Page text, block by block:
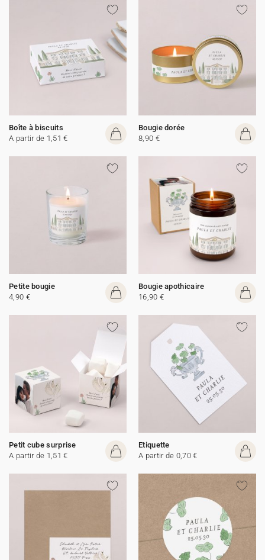
Boîte à biscuits
A partir de 1,51 €
Bougie dorée
8,90 €
Petite bougie
4,90 €
Bougie apothicaire
16,90 €
Petit cube surprise
A partir de 1,51 €
Etiquette
A partir de 0,70 €